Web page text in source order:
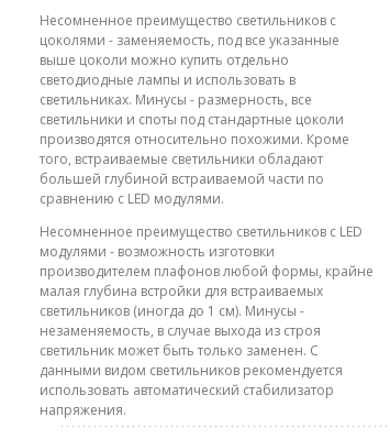
Несомненное преимущество светильников с
цоколями - заменяемость, под все указанные
выше цоколи можно купить отдельно
светодиодные лампы и использовать в
светильниках. Минусы - размерность, все
светильники и споты под стандартные цоколи
производятся относительно похожими. Кроме
того, встраиваемые светильники обладают
большей глубиной встраиваемой части по
сравнению с LED модулями.
Несомненное преимущество светильников с LED
модулями - возможность изготовки
производителем плафонов любой формы, крайне
малая глубина встройки для встраиваемых
светильников (иногда до 1 см). Минусы -
незаменяемость, в случае выхода из строя
светильник может быть только заменен. С
данными видом светильников рекомендуется
использовать автоматический стабилизатор
напряжения.